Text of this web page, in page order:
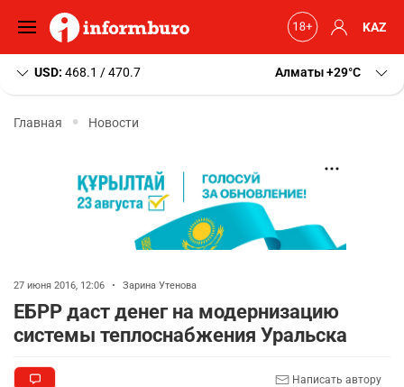
KAZ
USD: 468.1 / 470.7 Алматы+29 C
Главная Новости
27 июня 2016, 12:06 • Зарина Утенова
ЕБРР даст денег на модернизацию
системы теплоснабжения Уральска
Написать автору